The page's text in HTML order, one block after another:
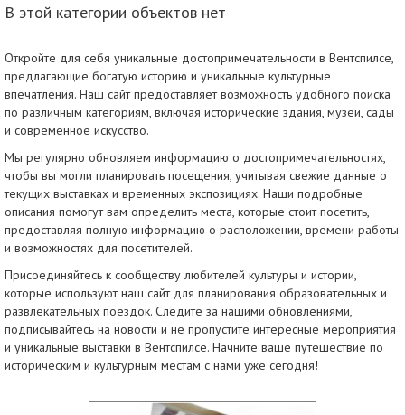
В этой категории объектов нет
Откройте для себя уникальные достопримечательности в Вентспилсе,
предлагающие богатую историю и уникальные культурные
впечатления. Наш сайт предоставляет возможность удобного поиска
по различным категориям, включая исторические здания, музеи, сады
и современное искусство.
Мы регулярно обновляем информацию о достопримечательностях,
чтобы вы могли планировать посещения, учитывая свежие данные о
текущих выставках и временных экспозициях. Наши подробные
описания помогут вам определить места, которые стоит посетить,
предоставляя полную информацию о расположении, времени работы
и возможностях для посетителей.
Присоединяйтесь к сообществу любителей культуры и истории,
которые используют наш сайт для планирования образовательных и
развлекательных поездок. Следите за нашими обновлениями,
подписывайтесь на новости и не пропустите интересные мероприятия
и уникальные выставки в Вентспилсе. Начните ваше путешествие по
историческим и культурным местам с нами уже сегодня!